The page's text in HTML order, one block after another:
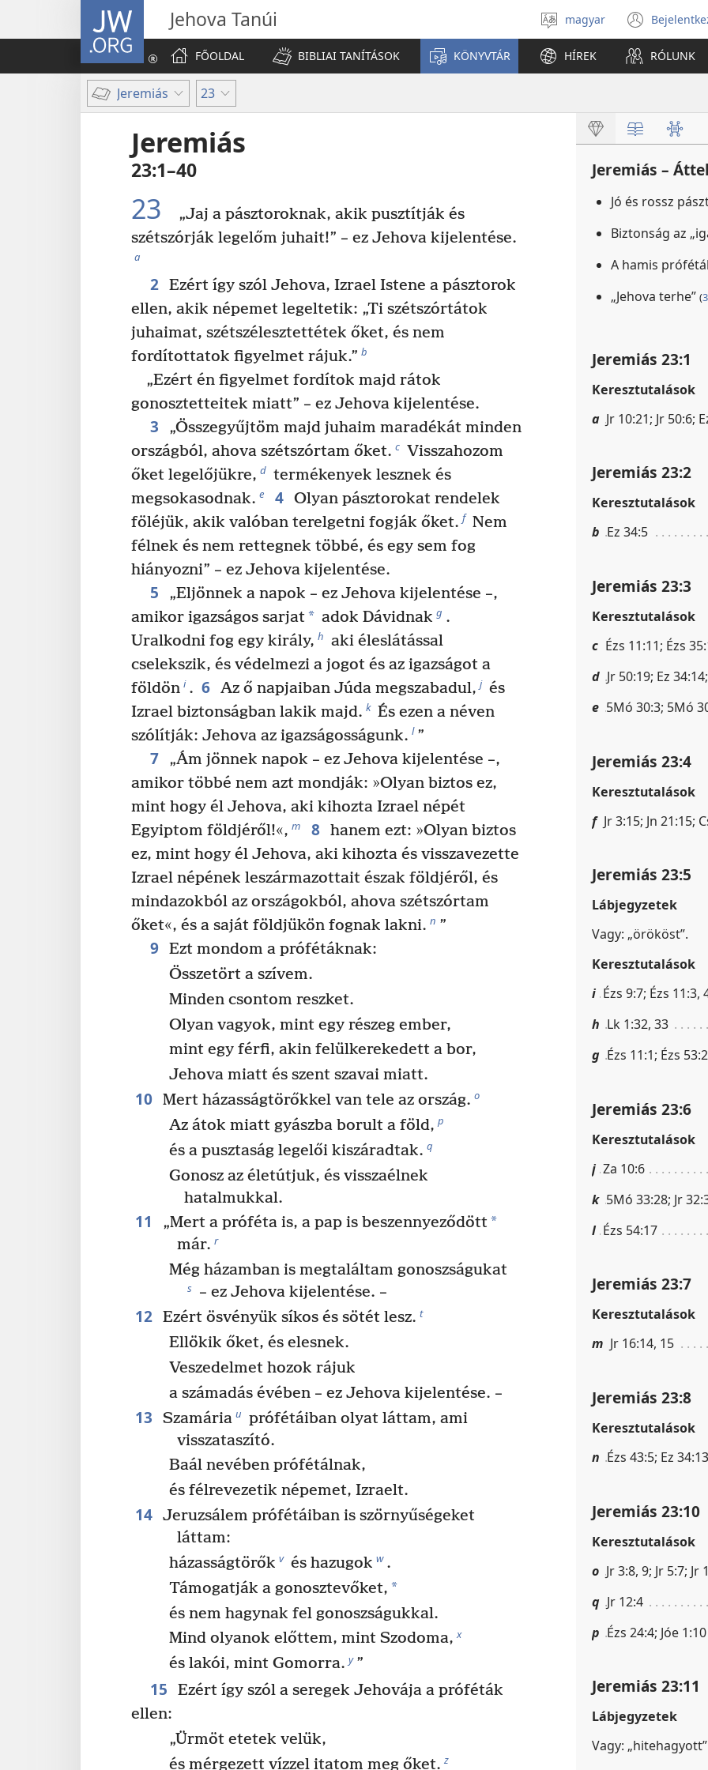
JW.ORG Jehova Tanúi
Válassz
nyelvet
magyar
new
FŐOLDAL
BIBLIAI TANÍTÁSOK KÖNYVTÁR HÍREK RÓLUNK
Jeremiás 23
Jeremiás
23:1–40
23
„Jaj a pásztoroknak, akik pusztítják és
szétszórják legelőm juhait!” – ez Jehova kijelentése.
a
2 Ezért így szól Jehova, Izrael Istene a pásztorok
ellen, akik népemet legeltetik: „Ti szétszórtátok
juhaimat, szétszélesztettétek őket, és nem
fordítottatok figyelmet rájuk.” b
„Ezért én figyelmet fordítok majd rátok
gonosztetteitek miatt” – ez Jehova kijelentése.
3
„Összegyűjtöm majd juhaim maradékát minden
országból, ahova szétszórtam őket. c Visszahozom
őket legelőjükre, d termékenyek lesznek és
megsokasodnak. e 4 Olyan pásztorokat rendelek
föléjük, akik valóban terelgetni fogják őket. f Nem
félnek és nem rettegnek többé, és egy sem fog
hiányozni” – ez Jehova kijelentése.
5
„Eljönnek a napok – ez Jehova kijelentése –,
amikor igazságos sarjat* adok Dávidnak g .
Uralkodni fog egy király, h aki éleslátással
cselekszik, és védelmezi a jogot és az igazságot a
földön i . 6 Az ő napjaiban Júda megszabadul, j és
Izrael biztonságban lakik majd. k És ezen a néven
szólítják: Jehova az igazságosságunk. l ”
7
„Ám jönnek napok – ez Jehova kijelentése –,
amikor többé nem azt mondják: »Olyan biztos ez,
mint hogy él Jehova, aki kihozta Izrael népét
Egyiptom földjéről!«, m 8 hanem ezt: »Olyan biztos
ez, mint hogy él Jehova, aki kihozta és visszavezette
Izrael népének leszármazottait észak földjéről, és
mindazokból az országokból, ahova szétszórtam
őket«, és a saját földjükön fognak lakni. n ”
9 Ezt mondom a prófétáknak:
Összetört a szívem.
Minden csontom reszket.
Olyan vagyok, mint egy részeg ember,
mint egy férfi, akin felülkerekedett a bor,
Jehova miatt és szent szavai miatt.
10 Mert házasságtörőkkel van tele az ország. o
Az átok miatt gyászba borult a föld, p
és a pusztaság legelői kiszáradtak. q
Gonosz az életútjuk, és visszaélnek
hatalmukkal.
11 „Mert a próféta is, a pap is beszennyeződött*
már. r
Még házamban is megtaláltam gonoszságukat
s – ez Jehova kijelentése. –
12 Ezért ösvényük síkos és sötét lesz. t
Ellökik őket, és elesnek.
Veszedelmet hozok rájuk
a számadás évében – ez Jehova kijelentése. –
13 Szamária u prófétáiban olyat láttam, ami
visszataszító.
Baál nevében prófétálnak,
és félrevezetik népemet, Izraelt.
14 Jeruzsálem prófétáiban is szörnyűségeket
láttam:
házasságtörők v és hazugok w .
Támogatják a gonosztevőket, *
és nem hagynak fel gonoszságukkal.
Mind olyanok előttem, mint Szodoma, x
és lakói, mint Gomorra. y ”
15
Ezért így szól a seregek Jehovája a próféták
ellen:
„Ürmöt etetek velük,
és mérgezett vízzel itatom meg őket. z
Jeremiás –
Jó és rossz
Biztonság az
A hamis
„Jehova terhe” (
Jeremiás 23:1
Keresztutalások
a Jr 10:21; Jr 50:6;
Jeremiás 23:2
Keresztutalások
b Ez 34:5
Jeremiás 23:3
Keresztutalások
c Ézs 11:11; Ézs
d Jr 50:19; Ez
e 5Mó 30:3; 5Mó
Jeremiás 23:4
Keresztutalások
f Jr 3:15; Jn 21:15;
Jeremiás 23:5
Lábjegyzetek
Vagy: „örököst”.
Keresztutalások
i Ézs 9:7; Ézs 11:3,
h Lk 1:32, 33
g Ézs 11:1; Ézs
Jeremiás 23:6
Keresztutalások
j Za 10:6
k 5Mó 33:28; Jr
l Ézs 54:17
Jeremiás 23:7
Keresztutalások
m Jr 16:14, 15
Jeremiás 23:8
Keresztutalások
n Ézs 43:5; Ez
Jeremiás 23:10
Keresztutalások
o Jr 3:8, 9; Jr 5:7; Jr
q Jr 12:4
p Ézs 24:4; Jóe 1:10
Jeremiás 23:11
Lábjegyzetek
Vagy: